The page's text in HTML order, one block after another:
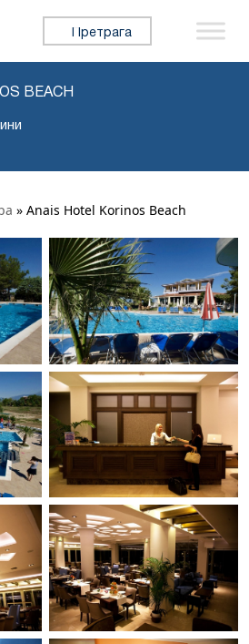
Претражи:
BEACH
» Anais Hotel Korinos Beach